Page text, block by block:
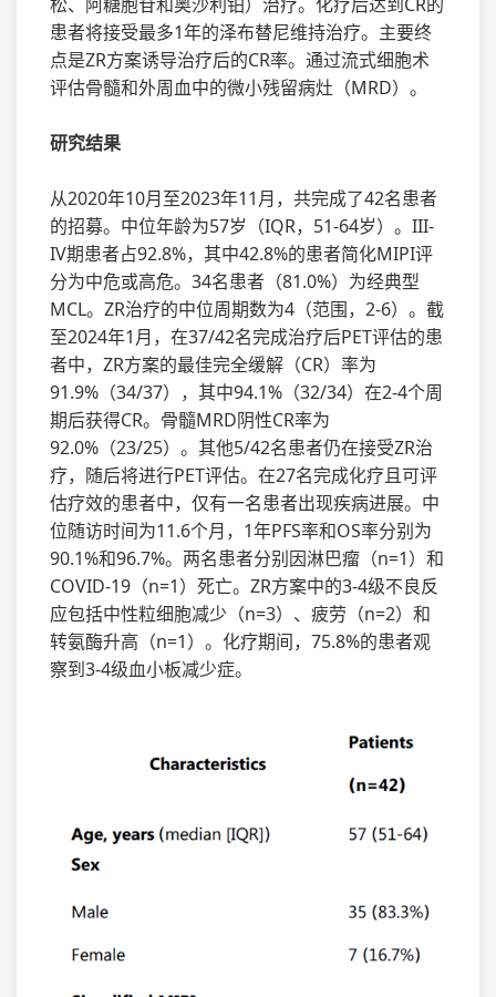
松、阿糖胞苷和奥沙利铂）治疗。化疗后达到CR的
患者将接受最多1年的泽布替尼维持治疗。主要终
点是ZR方案诱导治疗后的CR率。通过流式细胞术
评估骨髓和外周血中的微小残留病灶（MRD）。
研究结果
从2020年10月至2023年11月，共完成了42名患者
的招募。中位年龄为57岁（IQR，51-64岁）。III-
IV期患者占92.8%，其中42.8%的患者简化MIPI评
分为中危或高危。34名患者（81.0%）为经典型
MCL。ZR治疗的中位周期数为4（范围，2-6）。截
至2024年1月，在37/42名完成治疗后PET评估的患
者中，ZR方案的最佳完全缓解（CR）率为
91.9%（34/37），其中94.1%（32/34）在2-4个周
期后获得CR。骨髓MRD阴性CR率为
92.0%（23/25）。其他5/42名患者仍在接受ZR治
疗，随后将进行PET评估。在27名完成化疗且可评
估疗效的患者中，仅有一名患者出现疾病进展。中
位随访时间为11.6个月，1年PFS率和OS率分别为
90.1%和96.7%。两名患者分别因淋巴瘤（n=1）和
COVID-19（n=1）死亡。ZR方案中的3-4级不良反
应包括中性粒细胞减少（n=3）、疲劳（n=2）和
转氨酶升高（n=1）。化疗期间，75.8%的患者观
察到3-4级血小板减少症。